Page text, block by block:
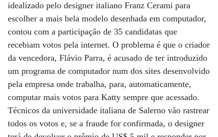
idealizado pelo designer italiano Franz Cerami para
escolher a mais bela modelo desenhada em computador,
contou com a participação de 35 candidatas que
recebiam votos pela internet. O problema é que o criador
da vencedora, Flávio Parra, é acusado de ter introduzido
um programa de computador num dos sites desenvolvido
pela empresa onde trabalha, para, automaticamente,
computar mais votos para Katty sempre que acessado.
Técnicos da universidade italiana de Salerno vão rastrear
todos os votos e, se a fraude for confirmada, o designer